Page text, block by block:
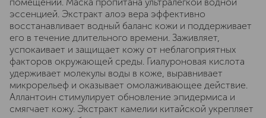
эссенцией. Экстракт алоэ вера эффективно
восстанавливает водный баланс кожи и поддерживает
его в течение длительного времени. Заживляет,
успокаивает и защищает кожу от неблагоприятных
факторов окружающей среды. Гиалуроновая кислота
удерживает молекулы воды в коже, выравнивает
микрорельеф и оказывает омолаживающее действие.
Аллантоин стимулирует обновление эпидермиса и
смягчает кожу. Экстракт камелии китайской укрепляет